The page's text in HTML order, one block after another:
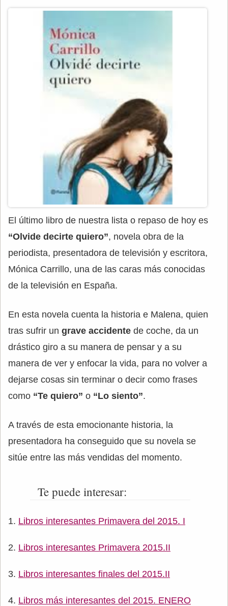
El último libro de nuestra lista o repaso de hoy es
“Olvide decirte quiero”, novela obra de la
periodista, presentadora de televisión y escritora,
Mónica Carrillo, una de las caras más conocidas
de la televisión en España.
En esta novela cuenta la historia e Malena, quien
tras sufrir un grave accidente de coche, da un
drástico giro a su manera de pensar y a su
manera de ver y enfocar la vida, para no volver a
dejarse cosas sin terminar o decir como frases
como “Te quiero” o “Lo siento”.
A través de esta emocionante historia, la
presentadora ha conseguido que su novela se
sitúe entre las más vendidas del momento.
Te puede interesar:
Libros interesantes Primavera del 2015. I
Libros interesantes Primavera 2015.II
Libros interesantes finales del 2015.II
Libros más interesantes del 2015. ENERO